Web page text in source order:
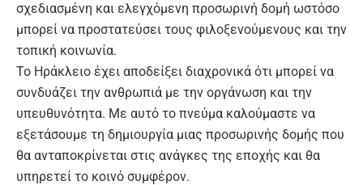
σχεδιασμένη και ελεγχόμενη προσωρινή δομή ωστόσο
μπορεί να προστατεύσει τους φιλοξενούμενους και την
τοπική κοινωνία.
Το Ηράκλειο έχει αποδείξει διαχρονικά ότι μπορεί να
συνδυάζει την ανθρωπιά με την οργάνωση και την
υπευθυνότητα. Με αυτό το πνεύμα καλούμαστε να
εξετάσουμε τη δημιουργία μιας προσωρινής δομής που
θα ανταποκρίνεται στις ανάγκες της εποχής και θα
υπηρετεί το κοινό συμφέρον.